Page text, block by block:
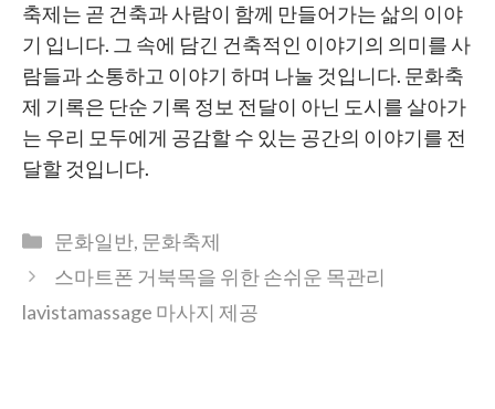
축제는 곧 건축과 사람이 함께 만들어가는 삶의 이야
기 입니다. 그 속에 담긴 건축적인 이야기의 의미를 사
람들과 소통하고 이야기 하며 나눌 것입니다. 문화축
제 기록은 단순 기록 정보 전달이 아닌 도시를 살아가
는 우리 모두에게 공감할 수 있는 공간의 이야기를 전
달할 것입니다.
Categories
문화일반, 문화축제
스마트폰 거북목을 위한 손쉬운 목관리
lavistamassage 마사지 제공